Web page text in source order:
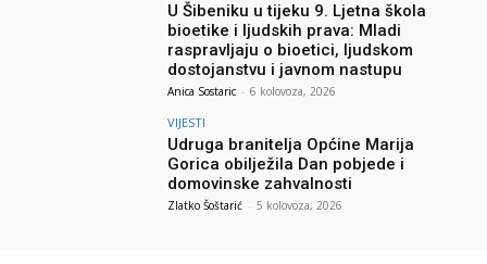
U Šibeniku u tijeku 9. Ljetna škola
bioetike i ljudskih prava: Mladi
raspravljaju o bioetici, ljudskom
dostojanstvu i javnom nastupu
Anica Sostaric - 6 kolovoza, 2026
VIJESTI
Udruga branitelja Općine Marija
Gorica obilježila Dan pobjede i
domovinske zahvalnosti
Zlatko Šoštarić - 5 kolovoza, 2026